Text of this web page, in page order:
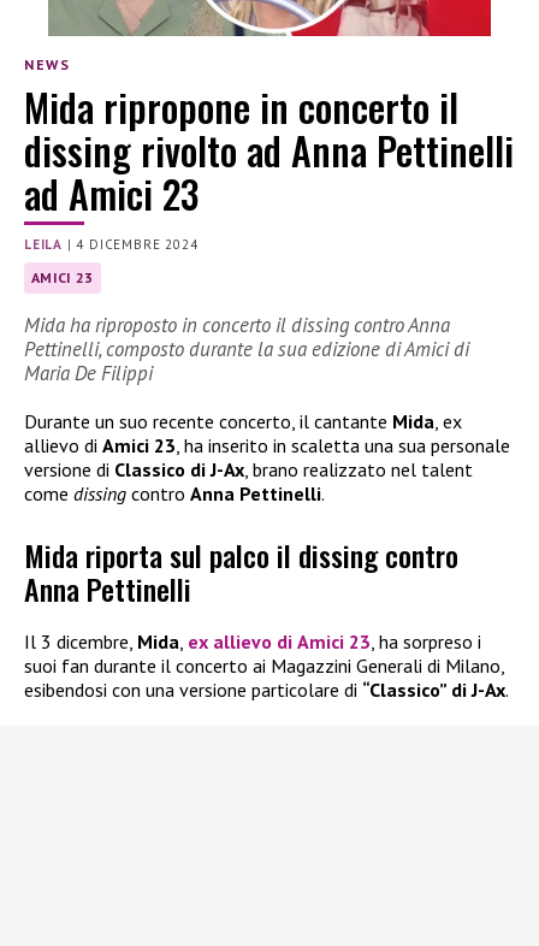
NEWS
Mida ripropone in concerto il
dissing rivolto ad Anna Pettinelli
ad Amici 23
LEILA |4 DICEMBRE 2024
AMICI 23
Mida ha riproposto in concerto il dissing contro Anna
Pettinelli, composto durante la sua edizione di Amici di
Maria De Filippi
Durante un suo recente concerto, il cantante Mida, ex
allievo di Amici 23, ha inserito in scaletta una sua personale
versione di Classico di J-Ax, brano realizzato nel talent
come dissing contro Anna Pettinelli.
Mida riporta sul palco il dissing contro
Anna Pettinelli
Il 3 dicembre, Mida ex allievo di Amici 23 , ha sorpreso i
suoi fan durante il concerto ai Magazzini Generali di Milano,
esibendosi con una versione particolare di “Classico” di J-Ax.